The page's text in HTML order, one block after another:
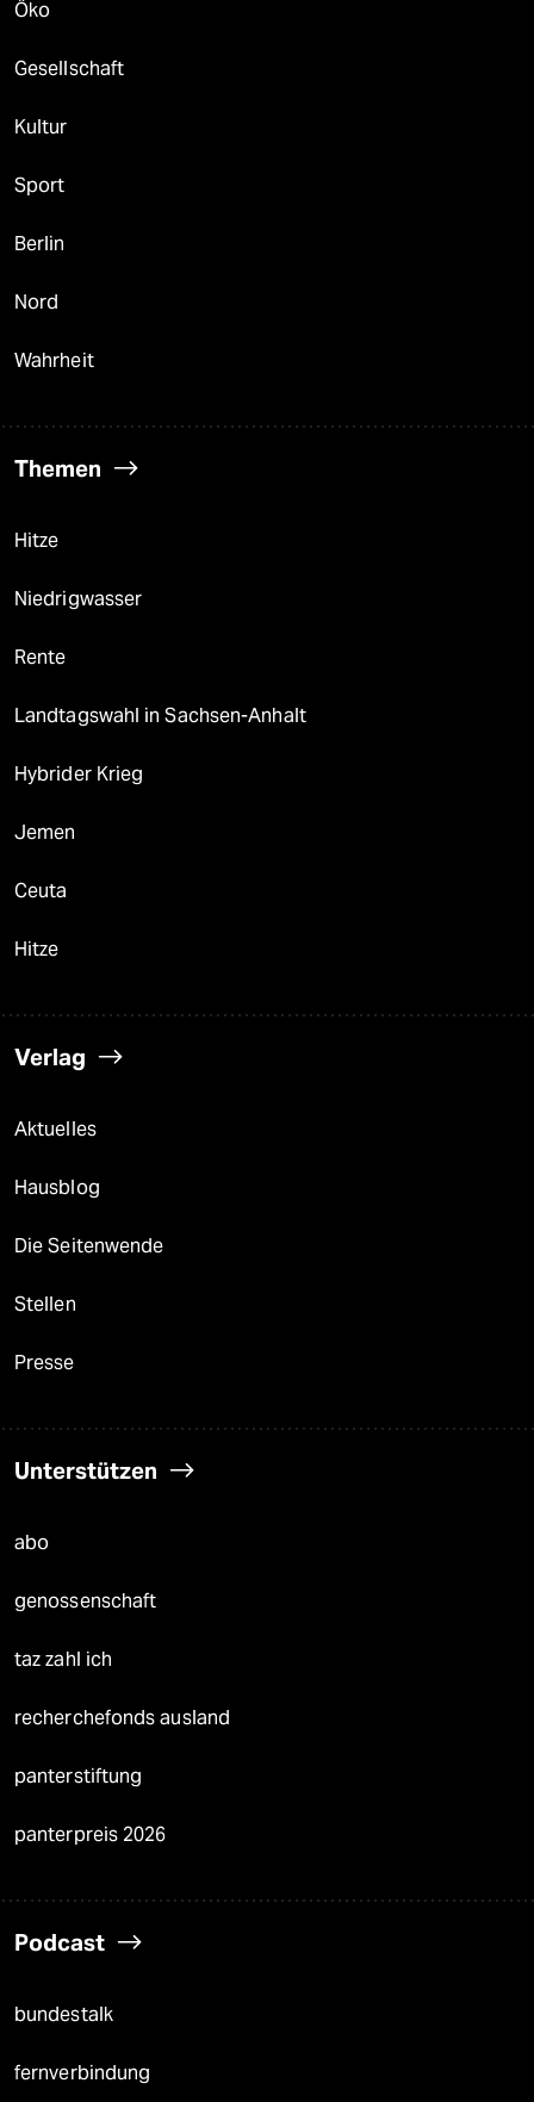
Öko
Gesellschaft
Kultur
Sport
Berlin
Nord
Wahrheit
Themen
Hitze
Niedrigwasser
Rente
Landtagswahl in Sachsen-Anhalt
Hybrider Krieg
Jemen
Ceuta
Hitze
Verlag
Aktuelles
Hausblog
Die Seitenwende
Stellen
Presse
Unterstützen
abo
genossenschaft
taz zahl ich
recherchefonds ausland
panterstiftung
panterpreis 2026
Podcast
bundestalk
fernverbindung